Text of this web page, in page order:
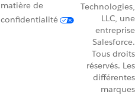
matière de
confidentialité
Technologies,
LLC, une
entreprise
Salesforce.
Tous droits
réservés. Les
différentes
marques